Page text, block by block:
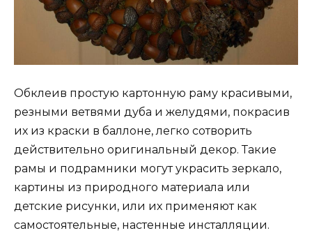
Обклеив простую картонную раму красивыми,
резными ветвями дуба и желудями, покрасив
их из краски в баллоне, легко сотворить
действительно оригинальный декор. Такие
рамы и подрамники могут украсить зеркало,
картины из природного материала или
детские рисунки, или их применяют как
самостоятельные, настенные инсталляции.